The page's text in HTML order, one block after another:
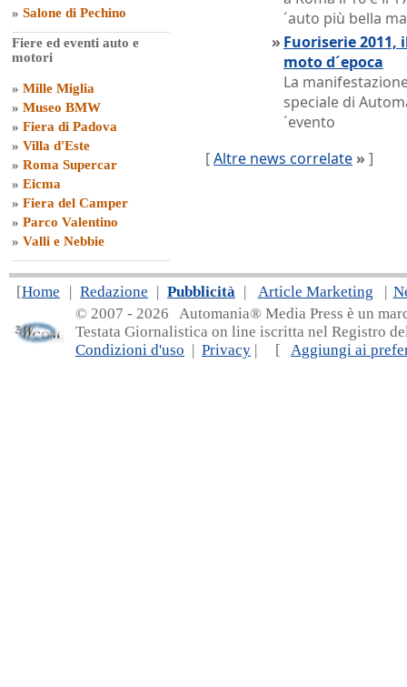
» Salone di Pechino
Fiere ed eventi auto e
motori
» Mille Miglia
» Museo BMW
» Fiera di Padova
» Villa d'Este
» Roma Supercar
» Eicma
» Fiera del Camper
» Parco Valentino
» Valli e Nebbie
´auto più bella
» Fuoriserie 2011,
moto d´epoca
La
speciale di
´evento
[Altre news correlate » ]
[Home | Redazione | Pubblicità | Article Marketing |
© 2007 - 2026 Automania® Media Press è un
Testata Giornalistica on line iscritta nel Registro
Condizioni d'uso | Privacy | [ Aggiungi ai